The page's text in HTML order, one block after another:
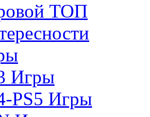
ТОП
Игры
PS5 Игры